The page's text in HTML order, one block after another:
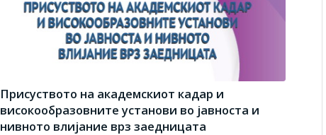
Присуството на академскиот кадар и
високообразовните установи во јавноста и
нивното влијание врз заедницата